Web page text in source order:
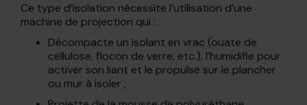
Ce type d’isolation nécessite l’utilisation d’une
machine de projection qui :
Décompacte un isolant en vrac (ouate de
cellulose, flocon de verre, etc.), l’humidifie pour
activer son liant et le propulse sur le plancher
ou mur à isoler ;